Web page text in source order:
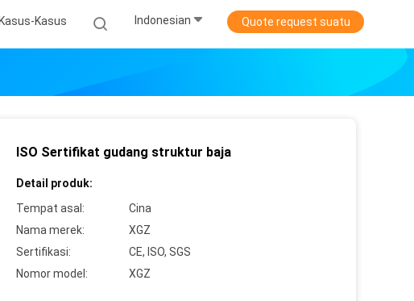
Kasus-Kasus Indonesian Quote request suatu
ISO Sertifikat gudang struktur baja
Detail produk:
Tempat asal:
Cina
Nama merek:
XGZ
Sertifikasi:
CE, ISO, SGS
Nomor model:
XGZ